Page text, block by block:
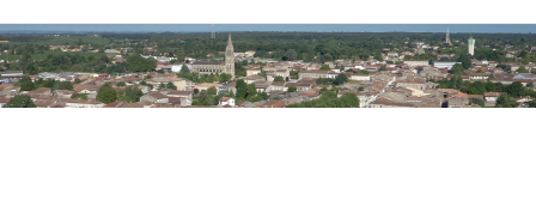
Vous êtes ici :